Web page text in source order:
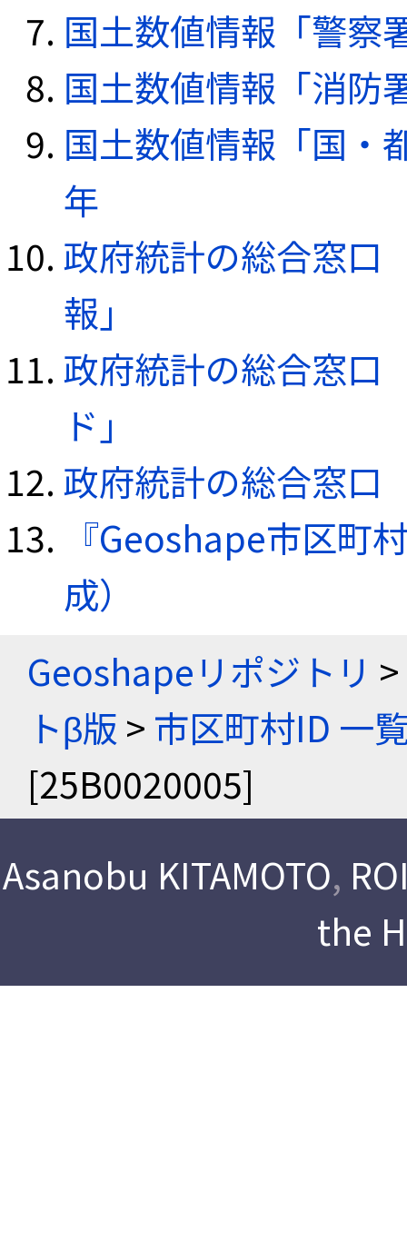
国土数値情報「警察
国土数値情報「消防
国土数値情報「国・
年
政府統計の総合窓口
報」
政府統計の総合窓口
ド」
政府統計の総合窓口
『Geoshape市区町
成）
Geoshapeリポジトリ >
トβ版 > 市区町村ID 一
[25B0020005]
Asanobu KITAMOTO,
the